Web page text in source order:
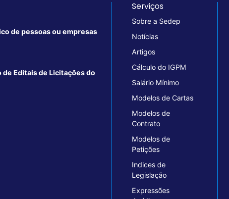
de pessoas ou empresas
Editais de Licitações do
Serviços
Sobre a Sedep
Notícias
Artigos
Cálculo do IGPM
Salário Mínimo
Modelos de Cartas
Modelos de
Contrato
Modelos de
Petições
Indices de
Legislação
Expressões